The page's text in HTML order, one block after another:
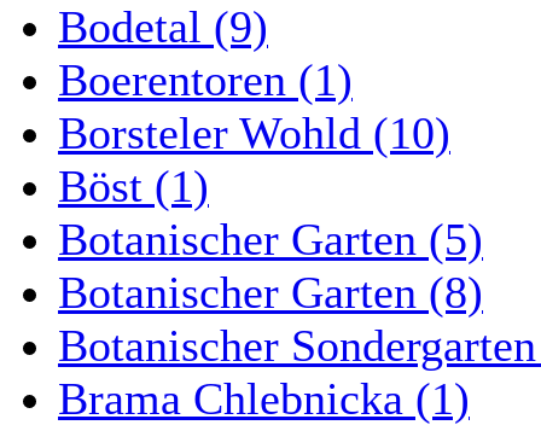
Bodetal (9)
Boerentoren (1)
Borsteler Wohld (10)
Böst (1)
Botanischer Garten (5)
Botanischer Garten (8)
Botanischer
Brama Chlebnicka (1)